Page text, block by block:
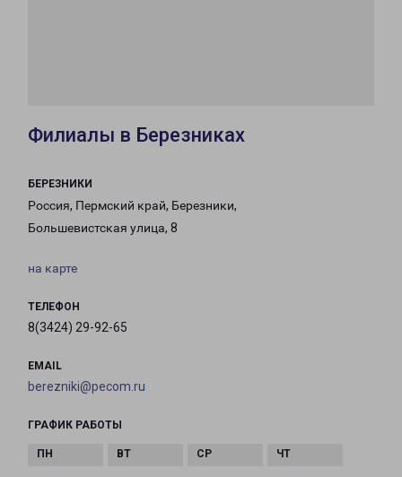
Филиалы в Березниках
БЕРЕЗНИКИ
Россия, Пермский край, Березники,
Большевистская улица, 8
на карте
ТЕЛЕФОН
8(3424) 29-92-65
EMAIL
berezniki@pecom.ru
ГРАФИК РАБОТЫ